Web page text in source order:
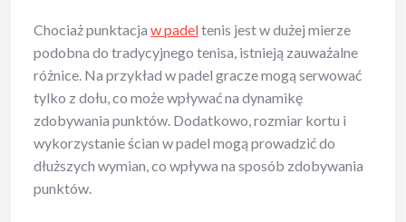
Chociaż punktacja w padeltenis jest w dużej mierze
podobna do tradycyjnego tenisa, istnieją zauważalne
różnice. Na przykład w padel gracze mogą serwować
tylko z dołu, co może wpływać na dynamikę
zdobywania punktów. Dodatkowo, rozmiar kortu i
wykorzystanie ścian w padel mogą prowadzić do
dłuższych wymian, co wpływa na sposób zdobywania
punktów.